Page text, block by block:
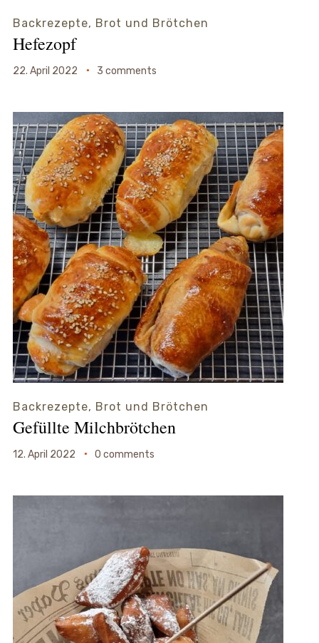
Backrezepte, Brot und Brötchen
Hefezopf
22. April 2022 3 comments
Backrezepte, Brot und Brötchen
Gefüllte Milchbrötchen
12. April 2022 0 comments